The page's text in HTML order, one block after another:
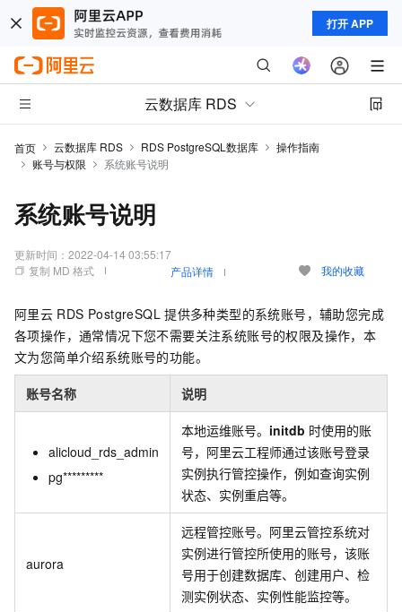
打开 APP
云数据库 RDS
首页 云数据库 RDS RDS PostgreSQL数据库
操作指南
账号与权限
系统账号说明
系统账号说明
更新时间： 2022-04-14 03:55:17
复制 MD 格式
产品详情 我的收藏
阿里云 RDS PostgreSQL 提供多种类型的系统账号，辅助您完成
各项操作，通常情况下您不需要关注系统账号的权限及操作，本
文为您简单介绍系统账号的功能。
账号名称 说明
alicloud_rds_admin
pg*********
本地运维账号。 initdb 时使用的账
号，阿里云工程师通过该账号登录
实例执行管控操作，例如查询实例
状态、实例重启等。
aurora
远程管控账号。阿里云管控系统对
实例进行管控所使用的账号，该账
号用于创建数据库、创建用户、检
测实例状态、实例性能监控等。